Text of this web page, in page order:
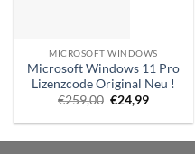
MICROSOFT WINDOWS
Microsoft Windows 11 Pro
Lizenzcode Original Neu !
€259,00 Ursprünglicher
Preis
war:
€24,99Aktueller
ist: